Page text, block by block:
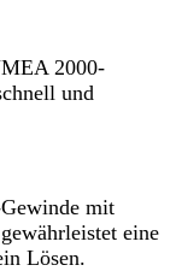
2000-
und
mit
eine
Lösen.